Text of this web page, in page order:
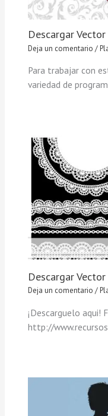
Descargar
Deja un comentario /
Para trabajar con
variedad de
Descargar
Deja un comentario /
¡Descarguelo aqui!
http://